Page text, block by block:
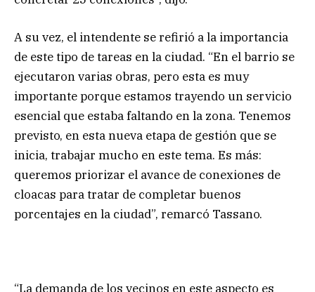
A su vez, el intendente se refirió a la importancia
de este tipo de tareas en la ciudad. “En el barrio se
ejecutaron varias obras, pero esta es muy
importante porque estamos trayendo un servicio
esencial que estaba faltando en la zona. Tenemos
previsto, en esta nueva etapa de gestión que se
inicia, trabajar mucho en este tema. Es más:
queremos priorizar el avance de conexiones de
cloacas para tratar de completar buenos
porcentajes en la ciudad”, remarcó Tassano.
“La demanda de los vecinos en este aspecto es